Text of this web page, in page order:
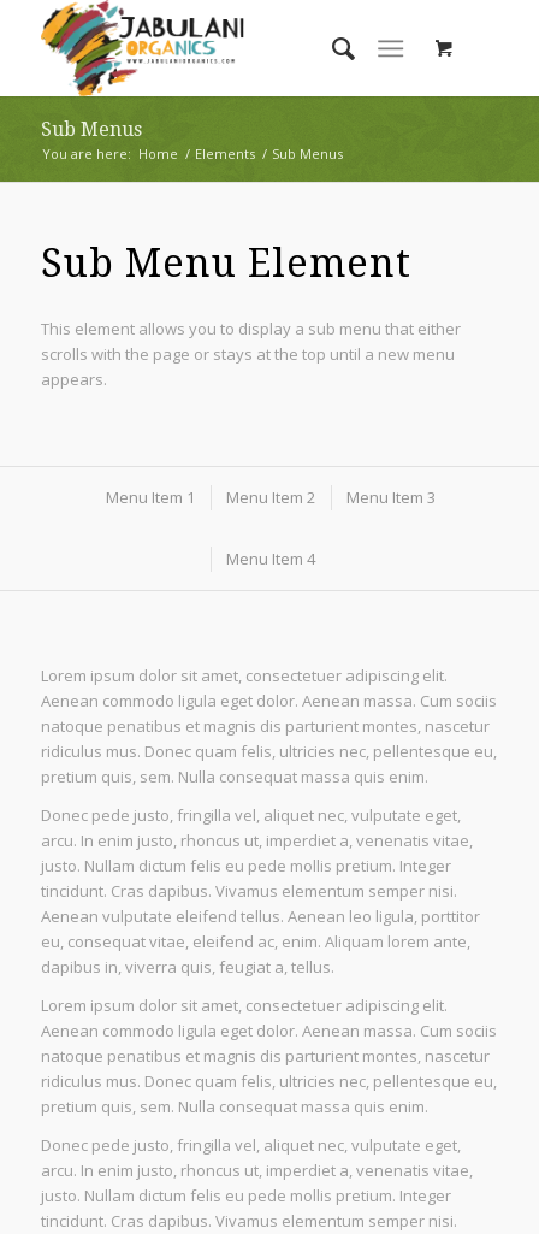
Sub Menus
You are here: Home / Elements / Sub Menus
Sub Menu Element
This element allows you to display a sub menu that either
scrolls with the page or stays at the top until a new menu
appears.
Menu Item 1 Menu Item 2 Menu Item 3
Menu Item 4
Lorem ipsum dolor sit amet, consectetuer adipiscing elit.
Aenean commodo ligula eget dolor. Aenean massa. Cum sociis
natoque penatibus et magnis dis parturient montes, nascetur
ridiculus mus. Donec quam felis, ultricies nec, pellentesque eu,
pretium quis, sem. Nulla consequat massa quis enim.
Donec pede justo, fringilla vel, aliquet nec, vulputate eget,
arcu. In enim justo, rhoncus ut, imperdiet a, venenatis vitae,
justo. Nullam dictum felis eu pede mollis pretium. Integer
tincidunt. Cras dapibus. Vivamus elementum semper nisi.
Aenean vulputate eleifend tellus. Aenean leo ligula, porttitor
eu, consequat vitae, eleifend ac, enim. Aliquam lorem ante,
dapibus in, viverra quis, feugiat a, tellus.
Lorem ipsum dolor sit amet, consectetuer adipiscing elit.
Aenean commodo ligula eget dolor. Aenean massa. Cum sociis
natoque penatibus et magnis dis parturient montes, nascetur
ridiculus mus. Donec quam felis, ultricies nec, pellentesque eu,
pretium quis, sem. Nulla consequat massa quis enim.
Donec pede justo, fringilla vel, aliquet nec, vulputate eget,
arcu. In enim justo, rhoncus ut, imperdiet a, venenatis vitae,
justo. Nullam dictum felis eu pede mollis pretium. Integer
tincidunt. Cras dapibus. Vivamus elementum semper nisi.